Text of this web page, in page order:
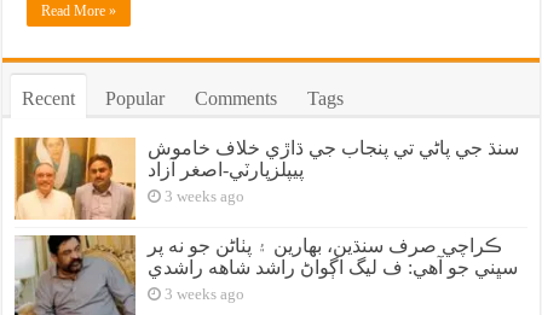
Read More »
Recent Popular Comments Tags
سنڌ جي پاڻي تي پنجاب جي ڌاڙي خلاف خاموش
پيپلزپارٽي-اصغر آزاد
3 weeks ago
ڪراچي صرف سنڌين، بهارين ۽ پٺاڻن جو نه پر
سڀني جو آهي: ف ليگ اڳواڻ راشد شاهه راشدي
3 weeks ago